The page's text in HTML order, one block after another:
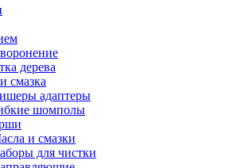
дерева
смазка
адаптеры
шомполы
и смазки
для чистки